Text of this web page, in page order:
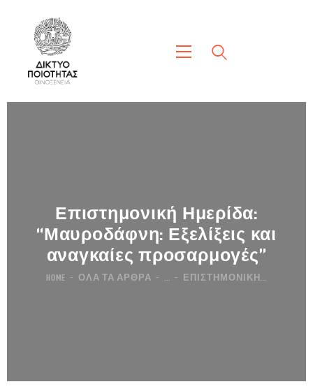
Επιστημονική Ημερίδα:
“Μαυροδάφνη: Εξελίξεις και
αναγκαίες προσαρμογές”
HOME ΌΛΑ ΤΑ ΆΡΘΡΑ ΕΠΙΣΤΗΜΟΝΙΚΉ...